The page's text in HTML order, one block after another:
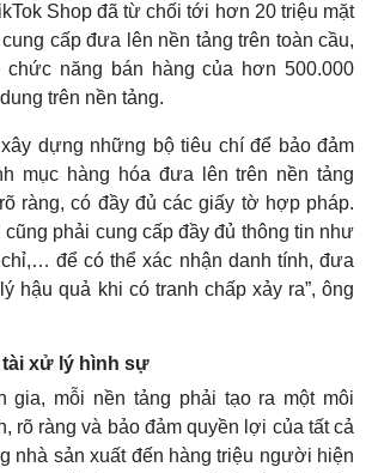
Multimedia
Video
Ảnh
E-Magazine
Shop đã từ chối tới hơn 20 triệu mặt
cấp đưa lên nền tảng trên toàn cầu,
năng bán hàng của hơn 500.000
trên nền tảng.
xây dựng những bộ tiêu chí để bảo đảm
mục hàng hóa đưa lên trên nền tảng
ràng, có đầy đủ các giấy tờ hợp pháp.
cũng phải cung cấp đầy đủ thông tin như
để có thể xác nhận danh tính, đưa
hậu quả khi có tranh chấp xảy ra”, ông
xử lý hình sự
gia, mỗi nền tảng phải tạo ra một môi
rõ ràng và bảo đảm quyền lợi của tất cả
nhà sản xuất đến hàng triệu người hiện